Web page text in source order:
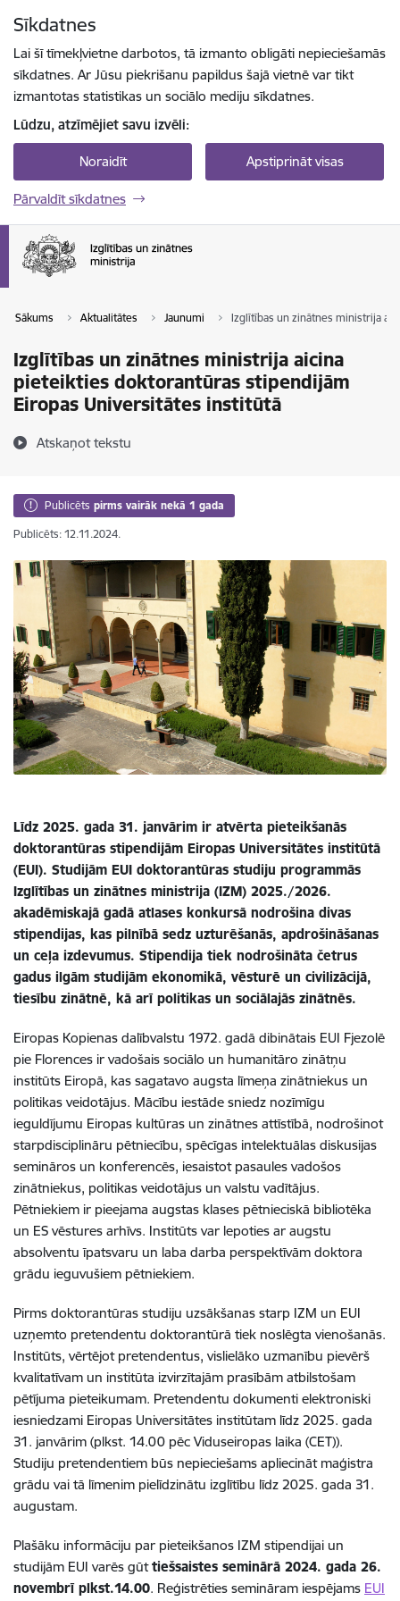
Sīkdatnes
Lai šī tīmekļvietne darbotos, tā izmanto obligāti nepieciešamās
sīkdatnes. Ar Jūsu piekrišanu papildus šajā vietnē var tikt
izmantotas statistikas un sociālo mediju sīkdatnes.
Lūdzu, atzīmējiet savu izvēli:
Noraidīt Apstiprināt visas
Pārvaldīt sīkdatnes
Sākums Aktualitātes Jaunumi Izglītības un zinātnes ministrija
Izglītības un zinātnes ministrija aicina
pieteikties doktorantūras stipendijām
Eiropas Universitātes institūtā
Atskaņot tekstu
Publicēts pirms vairāk nekā 1 gada
Publicēts: 12.11.2024.
Līdz 2025. gada 31. janvārim ir atvērta pieteikšanās
doktorantūras stipendijām Eiropas Universitātes institūtā
(EUI). Studijām EUI doktorantūras studiju programmās
Izglītības un zinātnes ministrija (IZM) 2025./2026.
akadēmiskajā gadā atlases konkursā nodrošina divas
stipendijas, kas pilnībā sedz uzturēšanās, apdrošināšanas
un ceļa izdevumus. Stipendija tiek nodrošināta četrus
gadus ilgām studijām ekonomikā, vēsturē un civilizācijā,
tiesību zinātnē, kā arī politikas un sociālajās zinātnēs.
Eiropas Kopienas dalībvalstu 1972. gadā dibinātais EUI Fjezolē
pie Florences ir vadošais sociālo un humanitāro zinātņu
institūts Eiropā, kas sagatavo augsta līmeņa zinātniekus un
politikas veidotājus. Mācību iestāde sniedz nozīmīgu
ieguldījumu Eiropas kultūras un zinātnes attīstībā, nodrošinot
starpdisciplināru pētniecību, spēcīgas intelektuālas diskusijas
semināros un konferencēs, iesaistot pasaules vadošos
zinātniekus, politikas veidotājus un valstu vadītājus.
Pētniekiem ir pieejama augstas klases pētnieciskā bibliotēka
un ES vēstures arhīvs. Institūts var lepoties ar augstu
absolventu īpatsvaru un laba darba perspektīvām doktora
grādu ieguvušiem pētniekiem.
Pirms doktorantūras studiju uzsākšanas starp IZM un EUI
uzņemto pretendentu doktorantūrā tiek noslēgta vienošanās.
Institūts, vērtējot pretendentus, vislielāko uzmanību pievērš
kvalitatīvam un institūta izvirzītajām prasībām atbilstošam
pētījuma pieteikumam. Pretendentu dokumenti elektroniski
iesniedzami Eiropas Universitātes institūtam līdz 2025. gada
31. janvārim (plkst. 14.00 pēc Viduseiropas laika (CET)).
Studiju pretendentiem būs nepieciešams apliecināt maģistra
grādu vai tā līmenim pielīdzinātu izglītību līdz 2025. gada 31.
augustam.
Plašāku informāciju par pieteikšanos IZM stipendijai un
studijām EUI varēs gūttiešsaistes seminārā 2024. gada 26.
novembrīplkst.14.00. Reģistrēties semināram iespējams EUI